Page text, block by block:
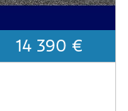
14 390 €